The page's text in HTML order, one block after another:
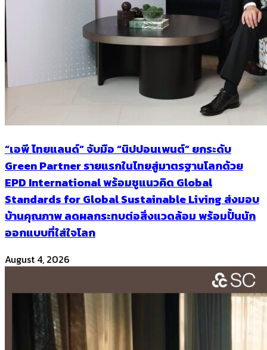
“เอพี ไทยแลนด์” จับมือ “นิปปอนเพนต์” ยกระดับ
Green Partner รายแรกในไทยสู่มาตรฐานโลกด้วย
EPD International พร้อมชูแนวคิด Global
Standards for Global Sustainable Living ส่งมอบ
บ้านคุณภาพ ลดผลกระทบต่อสิ่งแวดล้อม พร้อมปั้นนัก
ออกแบบที่ใส่ใจโลก
August 4, 2026